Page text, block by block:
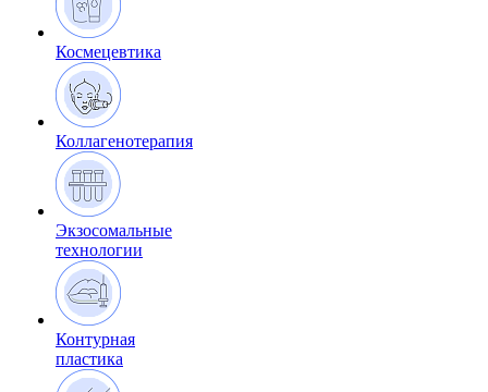
Космецевтика
Коллагенотерапия
Экзосомальные
технологии
Контурная
пластика